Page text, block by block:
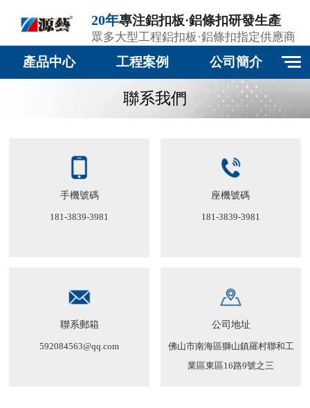
20年專注鋁扣板·鋁條扣研發生產
眾多大型工程鋁扣板·鋁條扣指定供應商
產品中心 工程案例 公司簡介
聯系我們
手機號碼
181-3839-3981
座機號碼
181-3839-3981
聯系郵箱
592084563@qq.com
公司地址
佛山市南海區獅山鎮羅村聯和工
業區東區16路9號之三